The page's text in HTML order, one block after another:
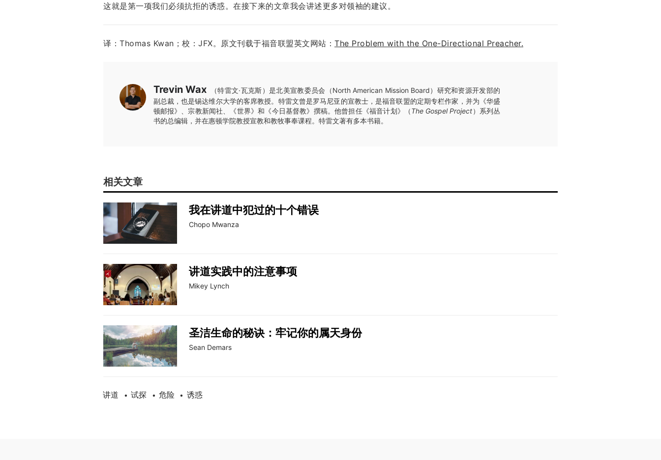
这就是第一项我们必须抗拒的诱惑。在接下来的文章我会讲述更多对领袖的建议。
译：Thomas Kwan；校：JFX。原文刊载于福音联盟英文网站： The Problem with the One-Directional Preacher.
Trevin Wax
（特雷文·瓦克斯）是北美宣教委员会（North American Mission Board）研究和资源开发部的
副总裁，也是锡达维尔大学的客席教授。特雷文曾是罗马尼亚的宣教士，是福音联盟的定期专栏作家，并为《华盛
顿邮报》、宗教新闻社、《世界》和《今日基督教》撰稿。他曾担任《福音计划》（The Gospel Project）系列丛
书的总编辑，并在惠顿学院教授宣教和教牧事奉课程。特雷文著有多本书籍。
相关文章
我在讲道中犯过的十个错误
Chopo Mwanza
讲道实践中的注意事项
Mikey Lynch
圣洁生命的秘诀：牢记你的属天身份
Sean Demars
讲道 • 试探 • 危险 • 诱惑